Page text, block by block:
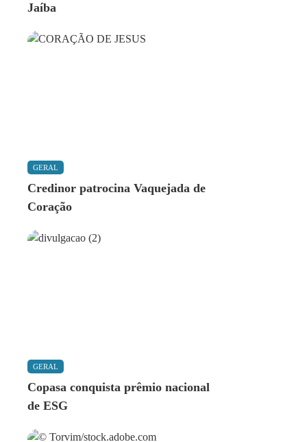
Jaíba
GERAL
Credinor patrocina Vaquejada de
Coração
GERAL
Copasa conquista prêmio nacional
de ESG